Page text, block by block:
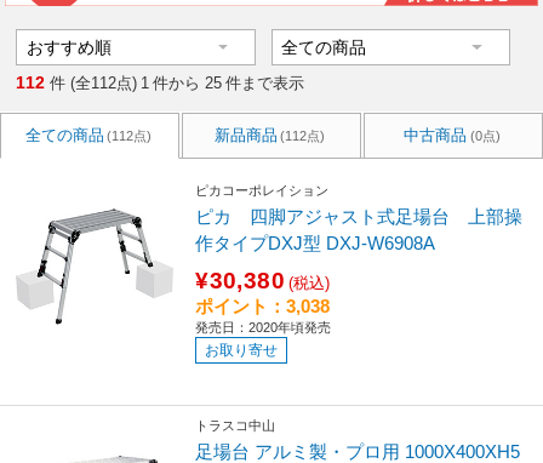
112 件 (全112点) 1 件から 25 件まで表示
全ての商品 (112点) 新品商品 (112点) 中古商品 (0点)
ピカコーポレイション
ピカ 四脚アジャスト式足場台 上部操
作タイプDXJ型 DXJ-W6908A
¥30,380 (税込)
ポイント：3,038
発売日：2020年頃発売
お取り寄せ
トラスコ中山
足場台 アルミ製・プロ用 1000X400XH5